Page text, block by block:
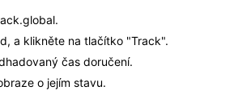
a klikněte na tlačítko "Track".
čas doručení.
o jejím stavu.